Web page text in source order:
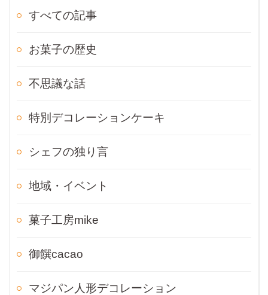
すべての記事
お菓子の歴史
不思議な話
特別デコレーションケーキ
シェフの独り言
地域・イベント
菓子工房mike
御饌cacao
マジパン人形デコレーション